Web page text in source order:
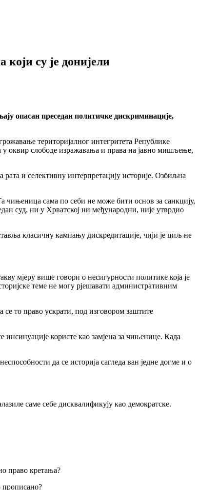
су је донијели
опасан преседан политичке дискриминације,
територијалног интегритета Републике
у оквир слободе изражавања и права на јавно мишљење,
и селективну интерпретацију историје. Озбиљна
чињеница сама по себи не може бити основ за санкцију,
суд, ни у Хрватској ни међународни, није утврдио
класичну кампању дискредитације, чији је циљ не
мјеру више говори о несигурности политике која је
теме не могу рјешавати административним
то право ускрати, под изговором заштите
инсинуације користе као замјена за чињенице. Када
да се историја сагледа ван једне догме и о
саме себе дисквалификују као демократске.
право кретања?
прописано?